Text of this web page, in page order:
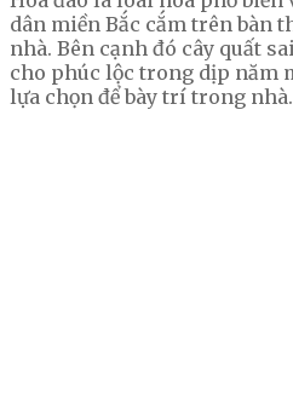
dân miền Bắc cắm trên bàn
nhà. Bên cạnh đó cây quất
cho phúc lộc trong dịp năm
lựa chọn để bày trí trong nhà.